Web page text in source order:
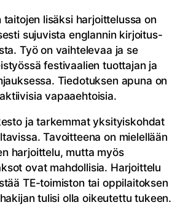
taitojen lisäksi harjoittelussa on
sujuvista englannin kirjoitus-
Työ on vaihtelevaa ja se
festivaalien tuottajan ja
Tiedotuksen apuna on
vapaaehtoisia.
ja tarkemmat yksityiskohdat
Tavoitteena on mielellään
harjoittelu, mutta myös
ovat mahdollisia. Harjoittelu
TE-toimiston tai oppilaitoksen
tulisi olla oikeutettu tukeen.